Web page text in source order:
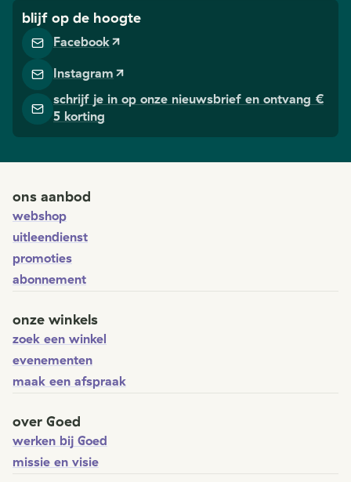
hulpmiddelen heb je
ook recht op een
tegemoetkoming.
Een overzicht.
blijf op de hoogte
Facebook
Instagram
schrijf je in op onze nieuwsbrief en ontvang €
5 korting
ons aanbod
webshop
uitleendienst
promoties
abonnement
onze winkels
zoek een winkel
evenementen
maak een afspraak
over Goed
werken bij Goed
missie en visie